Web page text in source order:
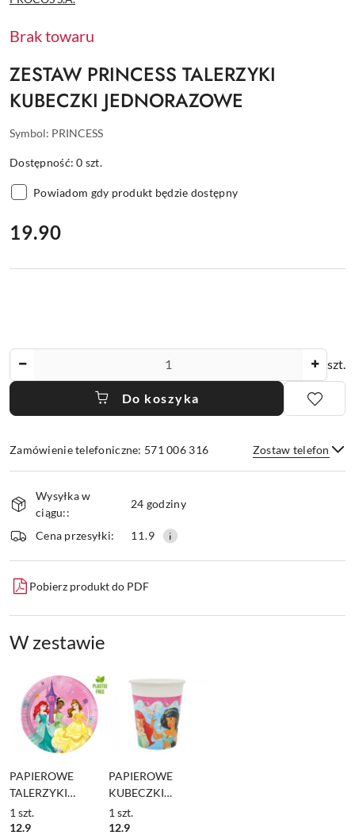
PRODUCENTA:
Brak towaru
ZESTAW PRINCESS TALERZYKI
KUBECZKI JEDNORAZOWE
Symbol: PRINCESS
Dostępność:0 szt.
Powiadom gdy produkt będzie dostępny
cena:
19.90
szt.
Do koszyka
Zamówienie telefoniczne: 571 006 316 Zostaw telefon
Dostępność
i
dostawa
Wysyłka w
ciągu::
24 godziny
Cena przesyłki: 11.9
Pobierz produkt do PDF
W zestawie
PAPIEROWE
TALERZYKI
PRINCESS 8szt.
TALERZYKI 20cm
1 szt.
12.9
PAPIEROWE
KUBECZKI
PRINCESS 8szt.
KUBKI 200ml
1 szt.
12.9